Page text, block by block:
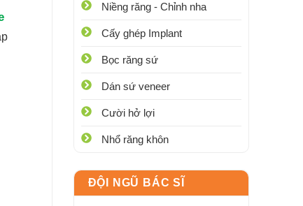
Niềng răng - Chỉnh nha
Cấy ghép Implant
Bọc răng sứ
Dán sứ veneer
Cười hở lợi
Nhổ răng khôn
ĐỘI NGŨ BÁC SĨ